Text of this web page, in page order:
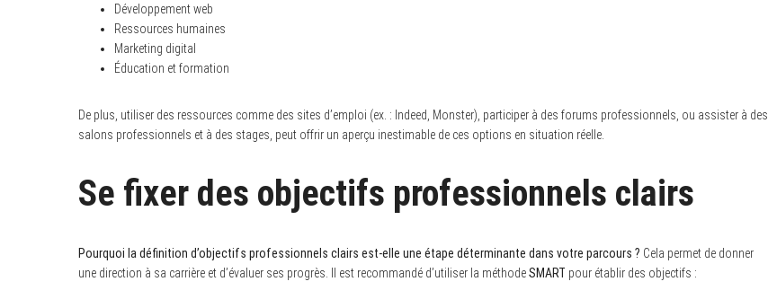
Développement web
Ressources humaines
Marketing digital
Éducation et formation
De plus, utiliser des ressources comme des sites d’emploi (ex. : Indeed, Monster), participer à des forums professionnels, ou assister à des
salons professionnels et à des stages, peut offrir un aperçu inestimable de ces options en situation réelle.
Se fixer des objectifs professionnels clairs
Pourquoi la définition d’objectifs professionnels clairs est-elle une étape déterminante dans votre parcours ? Cela permet de donner
une direction à sa carrière et d’évaluer ses progrès. Il est recommandé d’utiliser la méthodeSMART pour établir des objectifs :